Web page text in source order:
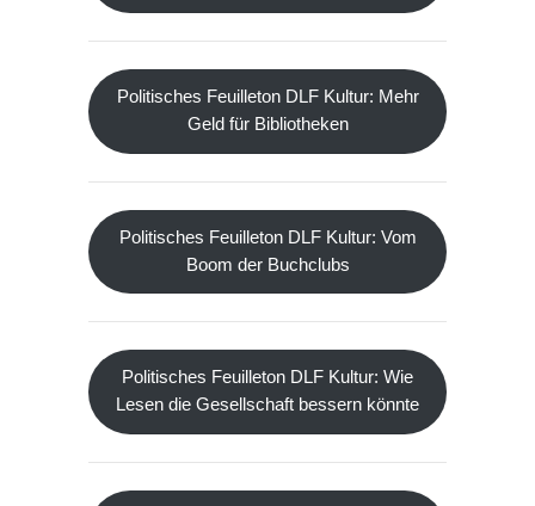
Politisches Feuilleton DLF Kultur: Mehr
Geld für Bibliotheken
Politisches Feuilleton DLF Kultur: Vom
Boom der Buchclubs
Politisches Feuilleton DLF Kultur: Wie
Lesen die Gesellschaft bessern könnte